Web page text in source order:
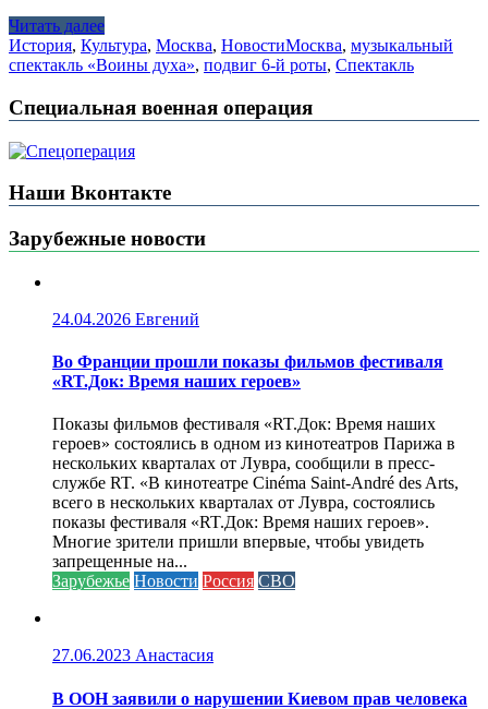
Читать далее
История, Культура, Москва, НовостиМосква, музыкальный
спектакль «Воины духа», подвиг 6-й роты, Спектакль
Специальная военная операция
Наши Вконтакте
Зарубежные новости
24.04.2026 Евгений
Во Франции прошли показы фильмов фестиваля
«RT.Док: Время наших героев»
Показы фильмов фестиваля «RT.Док: Время наших
героев» состоялись в одном из кинотеатров Парижа в
нескольких кварталах от Лувра, сообщили в пресс-
службе RT. «В кинотеатре Cinéma Saint-André des Arts,
всего в нескольких кварталах от Лувра, состоялись
показы фестиваля «RT.Док: Время наших героев».
Многие зрители пришли впервые, чтобы увидеть
запрещенные на...
Зарубежье Новости Россия СВО
27.06.2023 Анастасия
В ООН заявили о нарушении Киевом прав человека